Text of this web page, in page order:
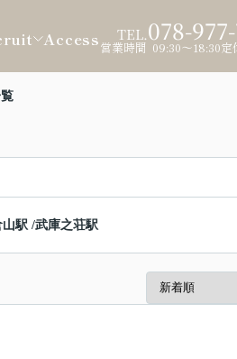
Access TEL.078-
営業時間 09:30～18:30定
山駅 /武庫之荘駅